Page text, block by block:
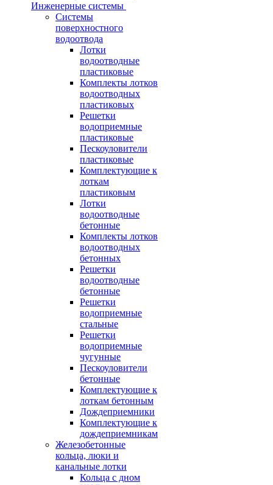
Инженерные системы
Системы
поверхностного
водоотвода
Лотки
водоотводные
пластиковые
Комплекты лотков
водоотводных
пластиковых
Решетки
водоприемные
пластиковые
Пескоуловители
пластиковые
Комплектующие к
лоткам
пластиковым
Лотки
водоотводные
бетонные
Комплекты лотков
водоотводных
бетонных
Решетки
водоотводные
бетонные
Решетки
водоприемные
стальные
Решетки
водоприемные
чугунные
Пескоуловители
бетонные
Комплектующие к
лоткам бетонным
Дождеприемники
Комплектующие к
дождеприемникам
Железобетонные
кольца, люки и
канальные лотки
Кольца с дном